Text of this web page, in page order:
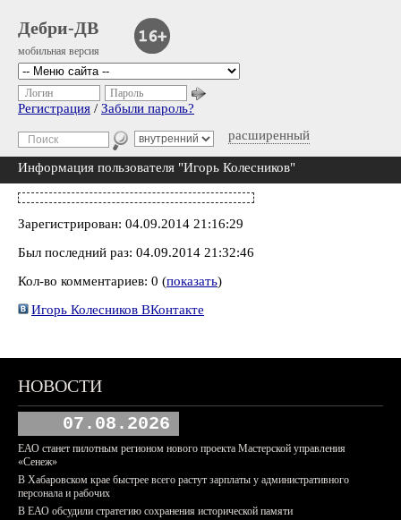
Дебри-ДВ
мобильная версия
расширенный
Логин Пароль
Регистрация / Забыли пароль?
Информация пользователя "Игорь Колесников"
Зарегистрирован: 04.09.2014 21:16:29
Был последний раз: 04.09.2014 21:32:46
Кол-во комментариев: 0 (показать)
Игорь Колесников ВКонтакте
НОВОСТИ
07.08.2026
ЕАО станет пилотным регионом нового проекта Мастерской управления
«Сенеж»
В Хабаровском крае быстрее всего растут зарплаты у административного
персонала и рабочих
В ЕАО обсудили стратегию сохранения исторической памяти